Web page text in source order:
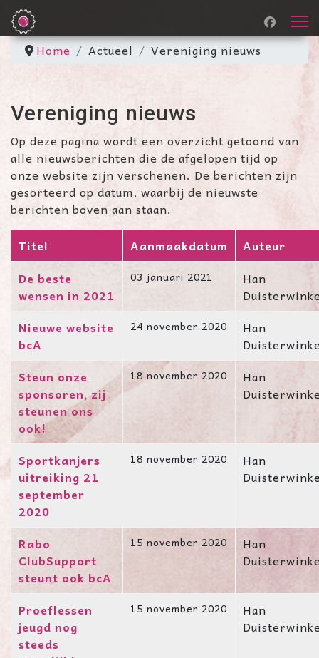
Home Actueel Vereniging nieuws
Vereniging nieuws
Op deze pagina wordt een overzicht getoond van
alle nieuwsberichten die de afgelopen tijd op
onze website zijn verschenen. De berichten zijn
gesorteerd op datum, waarbij de nieuwste
berichten boven aan staan.
Titel Aanmaakdatum
Auteur
De beste
wensen in 2021
03 januari 2021
Han
Nieuwe website
bcA
24 november 2020
Han
Steun onze
sponsoren, zij
steunen ons
ook!
18 november 2020
Han
Sportkanjers
uitreiking 21
september
2020
18 november 2020
Han
Rabo
ClubSupport
steunt ook bcA
15 november 2020
Han
Proeflessen
jeugd nog
steeds
15 november 2020
Han